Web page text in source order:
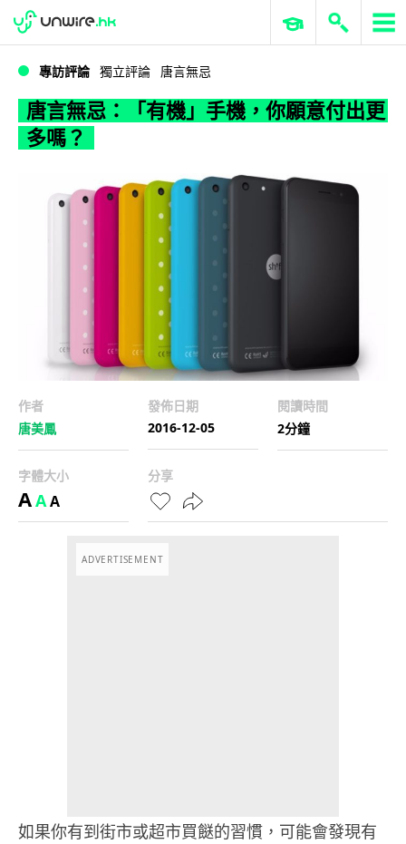
WWDC 2026 ERP 與商業 AI
專訪評論 獨立評論 唐言無忌
唐言無忌：「有機」手機，你願意付出更
多嗎？
作者
唐美鳳
發佈日期
2016-12-05
閱讀時間
2分鐘
字體大小
AAA
分享
ADVERTISEMENT
如果你有到街市或超市買餸的習慣，可能會發現有